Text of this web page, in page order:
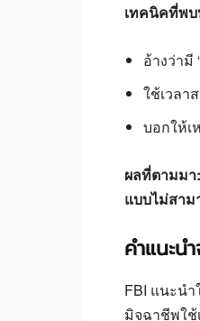
เทคนิคที่พ
อ้างว่ามี
ใช้เวลา
บอกให้เ
ผลที่ตามมา:
แบบไม่สาม
คำแนะน
FBI แนะน
มิจฉาชีพใ